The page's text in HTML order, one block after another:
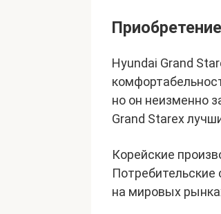
Hyundai Grand
но он неизменно
Grand Starex
Корейские
на мировых